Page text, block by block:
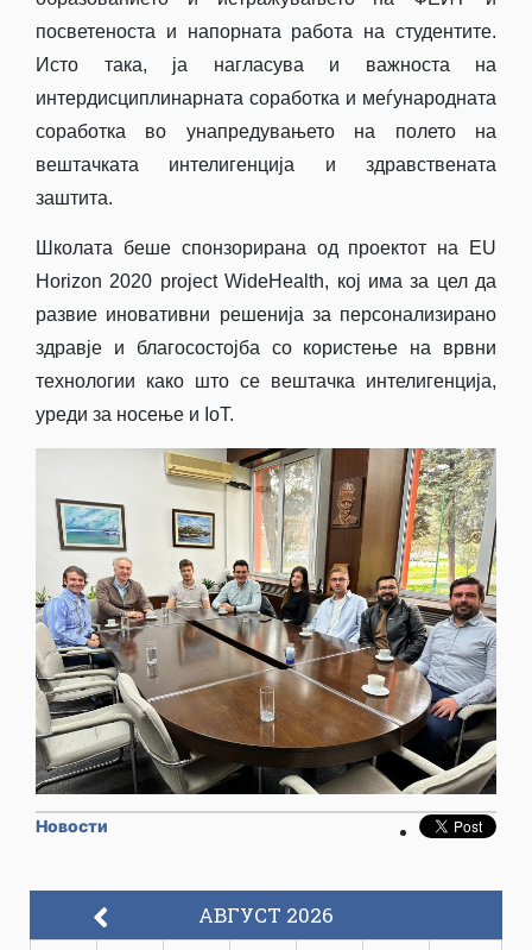
посветеноста и напорната работа на студентите.
Исто така, ја нагласува и важноста на
интердисциплинарната соработка и меѓународната
соработка во унапредувањето на полето на
вештачката интелигенција и здравствената
заштита.
Школата беше спонзорирана од проектот на EU
Horizon 2020 project WideHealth, кој има за цел да
развие иновативни решенија за персонализирано
здравје и благосостојба со користење на врвни
технологии како што се вештачка интелигенција,
уреди за носење и IoT.
Новости
АВГУСТ 2026